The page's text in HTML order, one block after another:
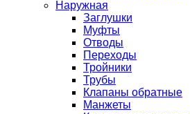
Наружная
Заглушки
Муфты
Отводы
Переходы
Тройники
Трубы
Клапаны обратные
Манжеты